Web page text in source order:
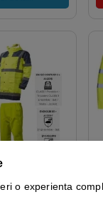
HI-Viz,
o experienta